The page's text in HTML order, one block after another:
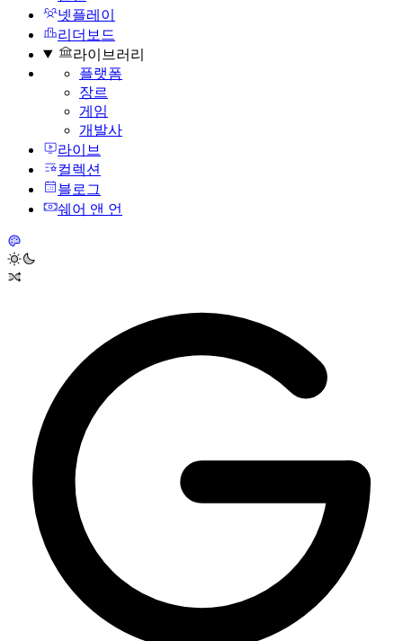
넷플레이
리더보드
라이브러리
플랫폼
장르
게임
개발사
라이브
컬렉션
블로그
쉐어 앤 언